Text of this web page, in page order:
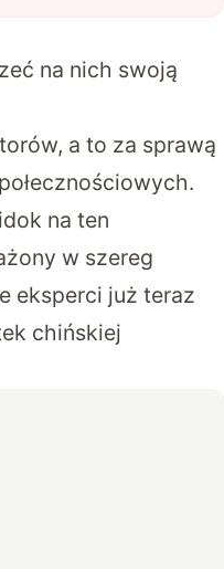
na nich swoją
a to za sprawą
na ten
w szereg
eksperci już teraz
chińskiej